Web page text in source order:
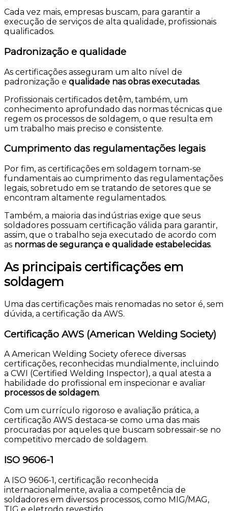
Cada vez mais, empresas buscam, para garantir a
execução de serviços de alta qualidade, profissionais
qualificados.
Padronização e qualidade
As certificações asseguram um alto nível de
padronização e qualidade nas obras executadas.
Profissionais certificados detêm, também, um
conhecimento aprofundado das normas técnicas que
regem os processos de soldagem, o que resulta em
um trabalho mais preciso e consistente.
Cumprimento das regulamentações legais
Por fim, as certificações em soldagem tornam-se
fundamentais ao cumprimento das regulamentações
legais, sobretudo em se tratando de setores que se
encontram altamente regulamentados.
Também, a maioria das indústrias exige que seus
soldadores possuam certificação válida para garantir,
assim, que o trabalho seja executado de acordo com
as normas de segurança e qualidade estabelecidas.
As principais certificações em
soldagem
Uma das certificações mais renomadas no setor é, sem
dúvida, a certificação da AWS.
Certificação AWS (American Welding Society)
A American Welding Society oferece diversas
certificações, reconhecidas mundialmente, incluindo
a CWI (Certified Welding Inspector), a qual atesta a
habilidade do profissional em inspecionar e avaliar
processos de soldagem.
Com um currículo rigoroso e avaliação prática, a
certificação AWS destaca-se como uma das mais
procuradas por aqueles que buscam sobressair-se no
competitivo mercado de soldagem.
ISO 9606-1
A ISO 9606-1, certificação reconhecida
internacionalmente, avalia a competência de
soldadores em diversos processos, como MIG/MAG,